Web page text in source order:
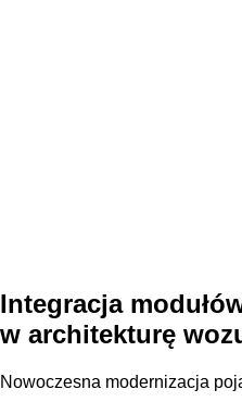
Integracja
w architekturę
Nowoczesna modernizacja